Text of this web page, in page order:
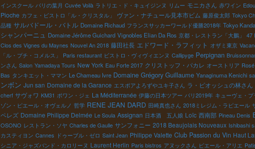
インスクール パリの葉月 Cuvée Voilà ラトリエ・ド・キュイジンヌ リムー モニカさん 赤ワイン
Pioche カフェ・ビストロ「ル・クリスタル」 ヴァン・ナチュール見本市ビム 藤原俊太郎 Tokyo
品種 サルバドール・バトル Domaine Richaud フランスサッカーワールド優勝2018年 Tokyo Kanda
シャンパーニュ Domaine Jérôme Guichard Vignobles Elian Da Ros 京都・レストラン「大鵬」 47
Clos des Vignes du Maynes Nouvel An 2018 藤田社長 エドワード・ラフィット オザミ東京
「ル・プチ・コメルス」
Paris restaurant ビストロ・ヴィヴィエンヌ Callipyge Perpignan
ンさん Salon Yamadaya Tours New York Eau Forte 2017 クリストッフ・パカレ オーストリア
Bas タンキエット・ママン Le Chameau Ivre Domaine Grégory Guillaume Yanaginuma Kenichi
ンボン Jun san Domaine de la Garance エスポアよろずやユキ子さん ラ・ピオッシュの林さん
cherf サヴォワ KM31 ポワン・ジェ La Méditerranée 伊藤の日本ツアー パリ2019年 キューヴェ・
ゾン・ピエール・オヴェルノ 哲学 RENE JEAN DARD 田崎真也さん 2018ミレジム・ラピエール
ペレズ Domaine Philippe Delmée Le Soula Assignan 日本酒 五人娘 Loïc 西南部 Pineau Denis
OSONO レストラン・ソヤ Charles de Gaulle サンフォニー 2018 Beaujolais Nouveaux Ishibashi
カスティヨン Cannes ドゥーブル・ゼロ Saint Jean Philippe Valette Club Passion du Vin Haut
シニア・ジャズバンド・カロリーヌ Laurent Herlin Paris bistros アヌックさん ピエール・アリエ